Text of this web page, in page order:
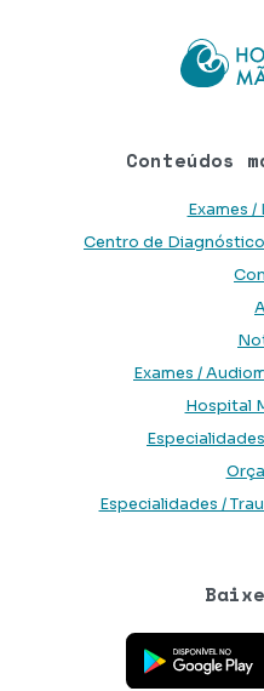
Conteúdos
Exames
Centro de
Exames /
Hospital
Especialidades /
Baixe o aplicativo